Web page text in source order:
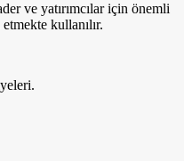
ve yatırımcılar için önemli
kullanılır.